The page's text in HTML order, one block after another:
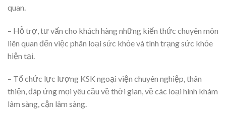
quan.
– Hỗ trợ, tư vấn cho khách hàng những kiến thức chuyên môn
liên quan đến việc phân loại sức khỏe và tình trạng sức khỏe
hiện tại.
– Tổ chức lực lượng KSK ngoại viện chuyên nghiệp, thân
thiện, đáp ứng mọi yêu cầu về thời gian, về các loại hình khám
lâm sàng, cận lâm sàng.